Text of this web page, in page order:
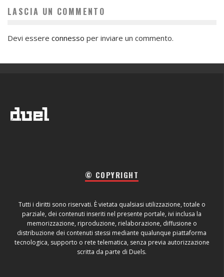
LASCIA UN COMMENTO
Devi essere connesso per inviare un commento.
© COPYRIGHT
Tutti i diritti sono riservati. È vietata qualsiasi utilizzazione, totale o
parziale, dei contenuti inseriti nel presente portale, ivi inclusa la
memorizzazione, riproduzione, rielaborazione, diffusione o
distribuzione dei contenuti stessi mediante qualunque piattaforma
tecnologica, supporto o rete telematica, senza previa autorizzazione
scritta da parte di Duels.